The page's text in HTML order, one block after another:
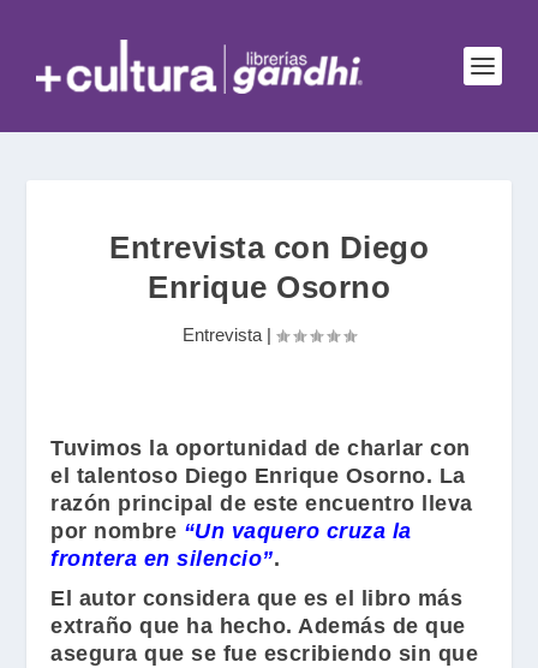
Entrevista con Diego
Enrique Osorno
Entrevista |
Tuvimos la oportunidad de charlar con
el talentoso Diego Enrique Osorno. La
razón principal de este encuentro lleva
por nombre “Un vaquero cruza la
frontera en silencio”.
El autor considera que es el libro más
extraño que ha hecho. Además de que
asegura que se fue escribiendo sin que